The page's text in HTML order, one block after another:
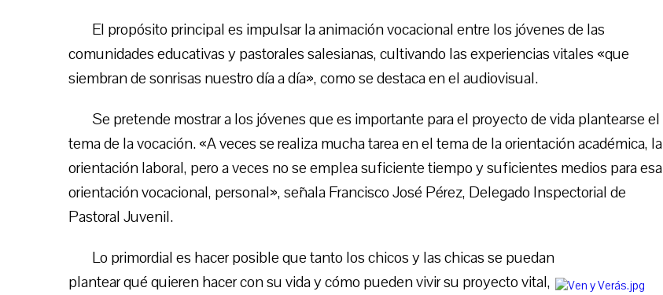
El propósito principal es impulsar la animación vocacional entre los jóvenes de las
comunidades educativas y pastorales salesianas, cultivando las experiencias vitales «que
siembran de sonrisas nuestro día a día», como se destaca en el audiovisual.
Se pretende mostrar a los jóvenes que es importante para el proyecto de vida plantearse el
tema de la vocación. «A veces se realiza mucha tarea en el tema de la orientación académica, la
orientación laboral, pero a veces no se emplea suficiente tiempo y suficientes medios para esa
orientación vocacional, personal», señala Francisco José Pérez, Delegado Inspectorial de
Pastoral Juvenil.
Lo primordial es hacer posible que tanto los chicos y las chicas se puedan
plantear qué quieren hacer con su vida y cómo pueden vivir su proyecto vital,